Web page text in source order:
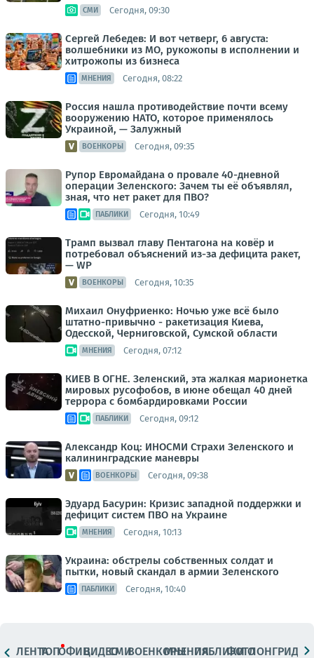
СМИ Сегодня, 09:30
Сергей Лебедев: И вот четверг, 6 августа:
волшебники из МО, рукожопы в исполнении и
хитрожопы из бизнеса
МНЕНИЯ Сегодня, 08:22
Россия нашла противодействие почти всему
вооружению НАТО, которое применялось
Украиной, — Залужный
ВОЕНКОРЫ Сегодня, 09:35
Рупор Евромайдана о провале 40-дневной
операции Зеленского: Зачем ты её объявлял,
зная, что нет ракет для ПВО?
ПАБЛИКИ Сегодня, 10:49
Трамп вызвал главу Пентагона на ковёр и
потребовал объяснений из-за дефицита ракет,
— WP
ВОЕНКОРЫ Сегодня, 10:35
Михаил Онуфриенко: Ночью уже всё было
штатно-привычно - ракетизация Киева,
Одесской, Черниговской, Сумской области
МНЕНИЯ Сегодня, 07:12
КИЕВ В ОГНЕ. Зеленский, эта жалкая марионетка
мировых русофобов, в июне обещал 40 дней
террора с бомбардировками России
ПАБЛИКИ Сегодня, 09:12
Александр Коц: ИНОСМИ Страхи Зеленского и
калининградские маневры
ВОЕНКОРЫ Сегодня, 09:38
Эдуард Басурин: Кризис западной поддержки и
дефицит систем ПВО на Украине
МНЕНИЯ Сегодня, 10:13
Украина: обстрелы собственных солдат и
пытки, новый скандал в армии Зеленского
ПАБЛИКИ Сегодня, 10:40
ЛЕНТАТОПОФИЦ.ВИДЕОСМИВОЕНКОРЫМНЕНИЯПАБЛИКИ
ФОТОЛОНГРИДЫ